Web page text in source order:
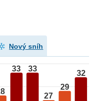
Nový sníh
33 33
27
29
32